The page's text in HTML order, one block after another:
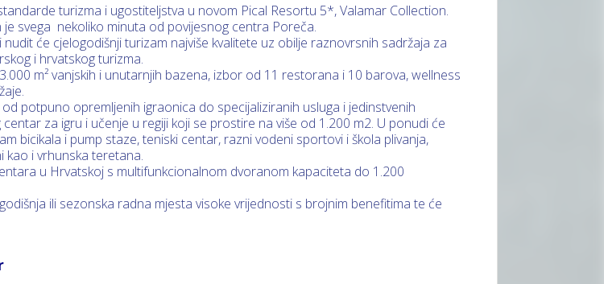
turizma i ugostiteljstva u novom Pical Resortu 5*, Valamar Collection.
svega nekoliko minuta od povijesnog centra Poreča.
će cjelogodišnji turizam najviše kvalitete uz obilje raznovrsnih sadržaja za
i hrvatskog turizma.
m² vanjskih i unutarnjih bazena, izbor od 11 restorana i 10 barova, wellness
potpuno opremljenih igraonica do specijaliziranih usluga i jedinstvenih
za igru i učenje u regiji koji se prostire na više od 1.200 m2. U ponudi će
bicikala i pump staze, teniski centar, razni vodeni sportovi i škola plivanja,
kao i vrhunska teretana.
u Hrvatskoj s multifunkcionalnom dvoranom kapaciteta do 1.200
ili sezonska radna mjesta visoke vrijednosti s brojnim benefitima te će